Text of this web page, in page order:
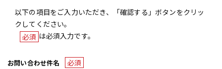
以下の項目をご入力いただき、「確認する」ボタンをクリッ
クしてください。
必須 は必須入力です。
お問い合わせ件名 必須